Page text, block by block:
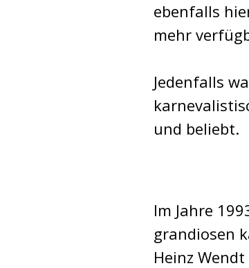
ebenfalls
mehr
Jedenfalls
und beliebt.
Im Jahre
grandiosen
Heinz